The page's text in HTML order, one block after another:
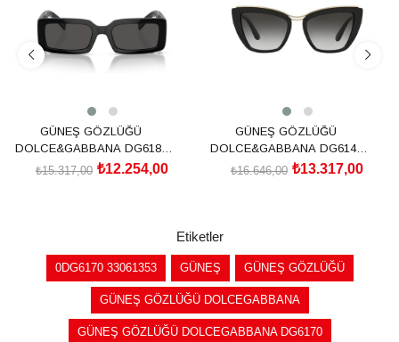
GÜNEŞ GÖZLÜĞÜ
DOLCE&GABBANA DG6187
501/8753₺12.254,00
₺15.317,00
GÜNEŞ GÖZLÜĞÜ
DOLCE&GABBANA DG6144
501/8G54₺13.317,00
₺16.646,00
Etiketler
0DG6170 33061353 GÜNEŞ GÜNEŞ GÖZLÜĞÜ
GÜNEŞ GÖZLÜĞÜ DOLCEGABBANA
GÜNEŞ GÖZLÜĞÜ DOLCEGABBANA DG6170